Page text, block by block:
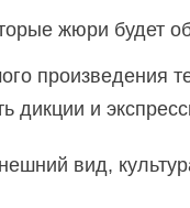
жюри будет
произведения
дикции и
вид,